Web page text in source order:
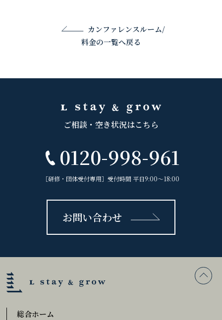
カンファレンスルーム/
料金の一覧へ戻る
ご相談・空き状況はこちら
0120-998-961
［研修・団体受付専用］受付時間 平日9:00〜18:00
お問い合わせ
総合ホーム